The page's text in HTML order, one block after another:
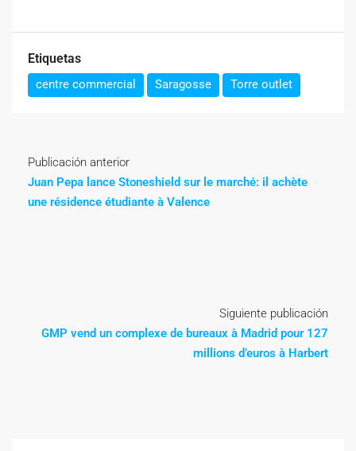
Etiquetas
centre commercial Saragosse Torre outlet
Publicación anterior
Juan Pepa lance Stoneshield sur le marché: il achète
une résidence étudiante à Valence
Siguiente publicación
GMP vend un complexe de bureaux à Madrid pour 127
millions d’euros à Harbert